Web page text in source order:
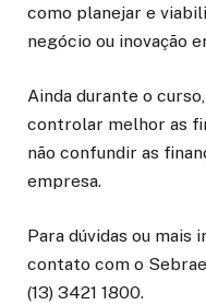
como planejar e
negócio ou inovação
Ainda durante o
controlar melhor as
não confundir as
empresa.
Para dúvidas ou mais
contato com o
(13) 3421 1800.